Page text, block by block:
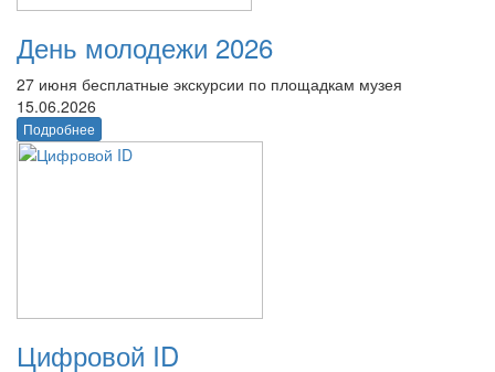
День молодежи 2026
27 июня бесплатные экскурсии по площадкам музея
15.06.2026
Подробнее
Цифровой ID